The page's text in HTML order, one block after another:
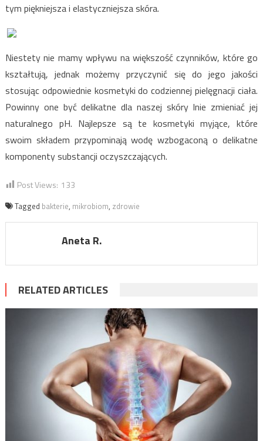
tym piękniejsza i elastyczniejsza skóra.
Niestety nie mamy wpływu na większość czynników, które go
kształtują, jednak możemy przyczynić się do jego jakości
stosując odpowiednie kosmetyki do codziennej pielęgnacji ciała.
Powinny one być delikatne dla naszej skóry Inie zmieniać jej
naturalnego pH. Najlepsze są te kosmetyki myjące, które
swoim składem przypominają wodę wzbogaconą o delikatne
komponenty substancji oczyszczających.
Post Views: 133
Tagged bakterie, mikrobiom, zdrowie
Aneta R.
RELATED ARTICLES